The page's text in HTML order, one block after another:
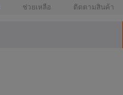
ช่วยเหลือ ติดตามสินค้า